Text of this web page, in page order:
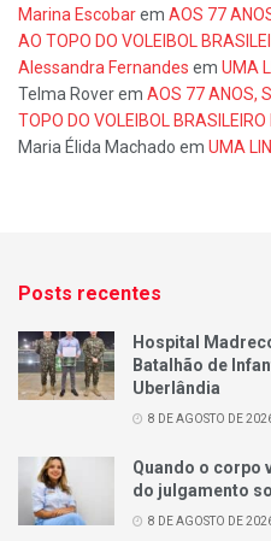
Marina Escobarem AOS 77
AO TOPO DO VOLEIBOL
Alessandra Fernandes em UMA
Telma Roverem AOS 77 ANOS,
TOPO DO VOLEIBOL
Maria Élida Machado em UMA
Posts recentes
Hospital
Batalhão de
Uberlândia
8 DE AGOSTO DE
Quando o corpo
do julgamento
8 DE AGOSTO DE